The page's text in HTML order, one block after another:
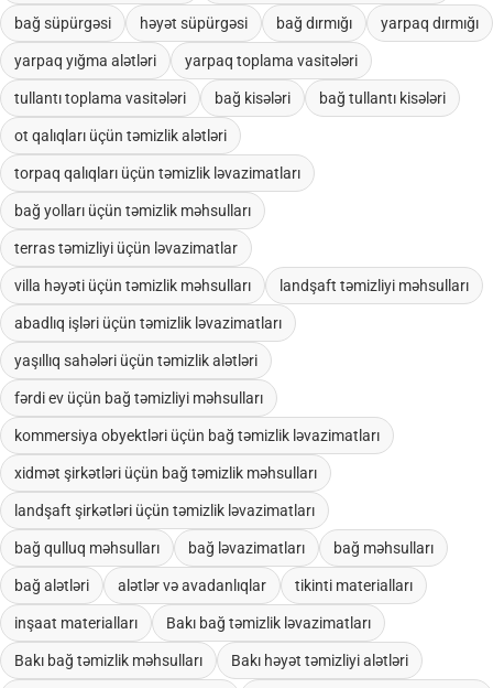
bağ süpürgəsi həyət süpürgəsi bağ dırmığı yarpaq dırmığı
yarpaq yığma alətləri yarpaq toplama vasitələri
tullantı toplama vasitələri bağ kisələri bağ tullantı kisələri
ot qalıqları üçün təmizlik alətləri
torpaq qalıqları üçün təmizlik ləvazimatları
bağ yolları üçün təmizlik məhsulları
terras təmizliyi üçün ləvazimatlar
villa həyəti üçün təmizlik məhsulları landşaft təmizliyi məhsulları
abadlıq işləri üçün təmizlik ləvazimatları
yaşıllıq sahələri üçün təmizlik alətləri
fərdi ev üçün bağ təmizliyi məhsulları
kommersiya obyektləri üçün bağ təmizlik ləvazimatları
xidmət şirkətləri üçün bağ təmizlik məhsulları
landşaft şirkətləri üçün təmizlik ləvazimatları
bağ qulluq məhsulları bağ ləvazimatları bağ məhsulları
bağ alətləri alətlər və avadanlıqlar tikinti materialları
inşaat materialları Bakı bağ təmizlik ləvazimatları
Bakı bağ təmizlik məhsulları Bakı həyət təmizliyi alətləri